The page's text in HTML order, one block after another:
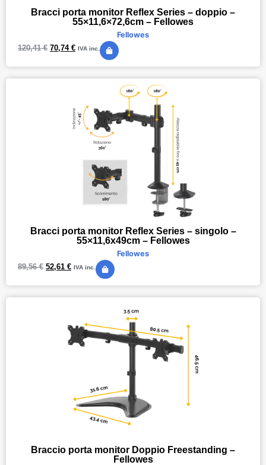
Bracci porta monitor Reflex Series – doppio –
55×11,6×72,6cm – Fellowes
Fellowes
120,41€ 70,74 € IVA inc.
Bracci porta monitor Reflex Series – singolo –
55×11,6x49cm – Fellowes
Fellowes
89,56€ 52,61 € IVA inc.
Braccio porta monitor Doppio Freestanding –
Fellowes